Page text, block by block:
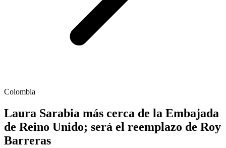
Colombia
Laura Sarabia más cerca de la Embajada
de Reino Unido; será el reemplazo de Roy
Barreras